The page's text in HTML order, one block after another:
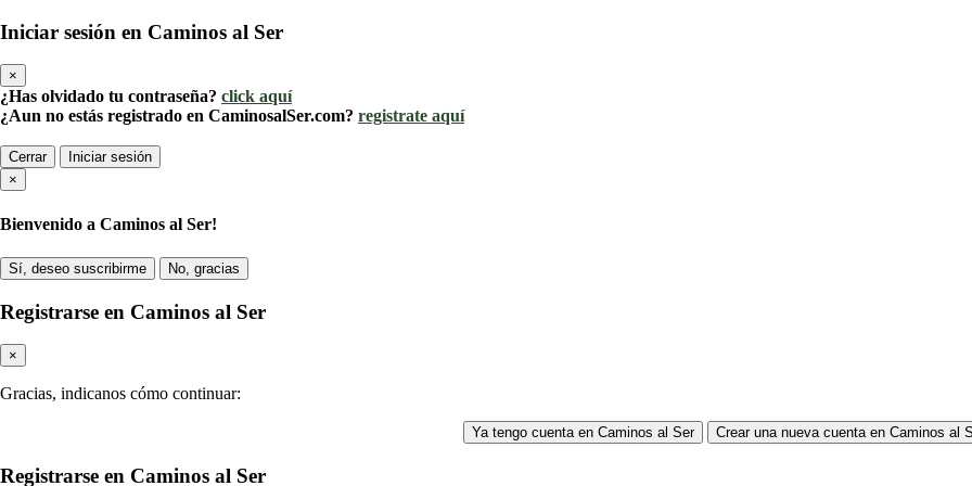
Iniciar sesión en Caminos al Ser
×
¿Has olvidado tu contraseña? click aquí
¿Aun no estás registrado en CaminosalSer.com? registrate aquí
Cerrar
Iniciar sesión
×
Bienvenido a Caminos al Ser!
Sí, deseo suscribirme No, gracias
Registrarse en Caminos al Ser
×
Gracias, indicanos cómo continuar:
Ya tengo cuenta en Caminos al Ser Crear una nueva cuenta en Caminos al
Registrarse en Caminos al Ser